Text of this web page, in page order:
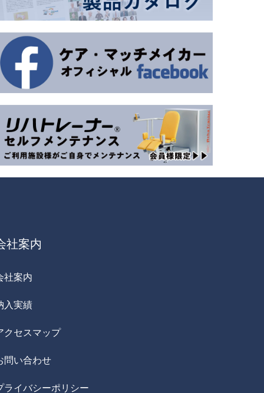
社案内
社案内
入実績
クセスマップ
問い合わせ
ライバシーポリシー